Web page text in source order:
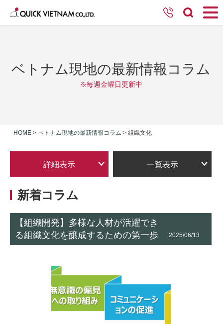
ベトナム現地の最新情報コラム
※毎週金曜日更新中
HOME > ベトナム現地の最新情報コラム > 組織文化
詳細表示 一覧表示
新着コラム
【組織開発】多様な人材が活躍でき
る組織文化を醸成するための第一歩
2025/06/13